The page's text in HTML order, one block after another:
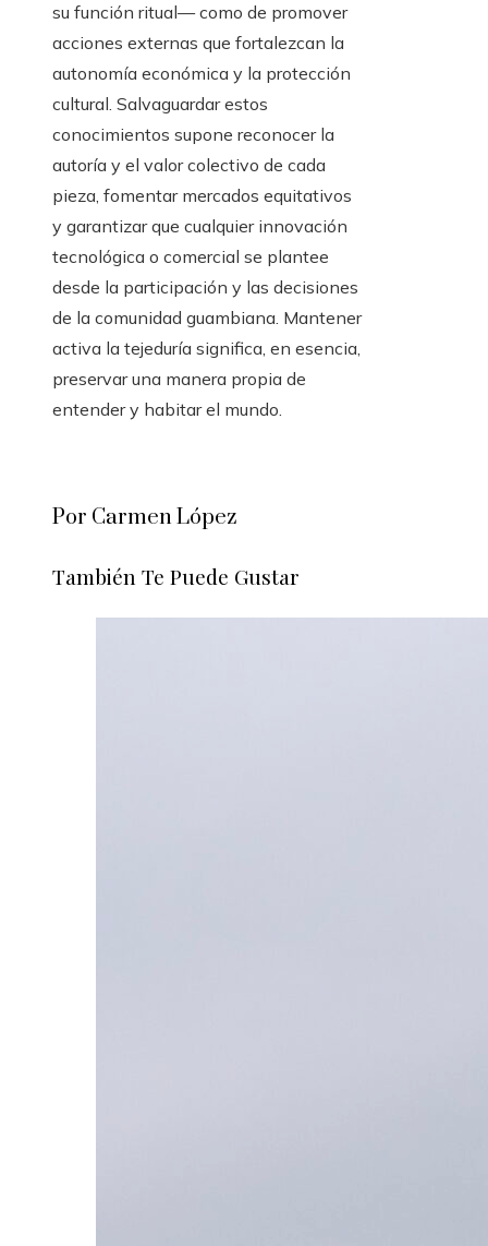
su función ritual— como de promover
acciones externas que fortalezcan la
autonomía económica y la protección
cultural. Salvaguardar estos
conocimientos supone reconocer la
autoría y el valor colectivo de cada
pieza, fomentar mercados equitativos
y garantizar que cualquier innovación
tecnológica o comercial se plantee
desde la participación y las decisiones
de la comunidad guambiana. Mantener
activa la tejeduría significa, en esencia,
preservar una manera propia de
entender y habitar el mundo.
Por Carmen López
También Te Puede Gustar